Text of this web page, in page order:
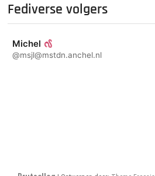
Fediverse volgers
Michel
@msjl@mstdn.anchel.nl